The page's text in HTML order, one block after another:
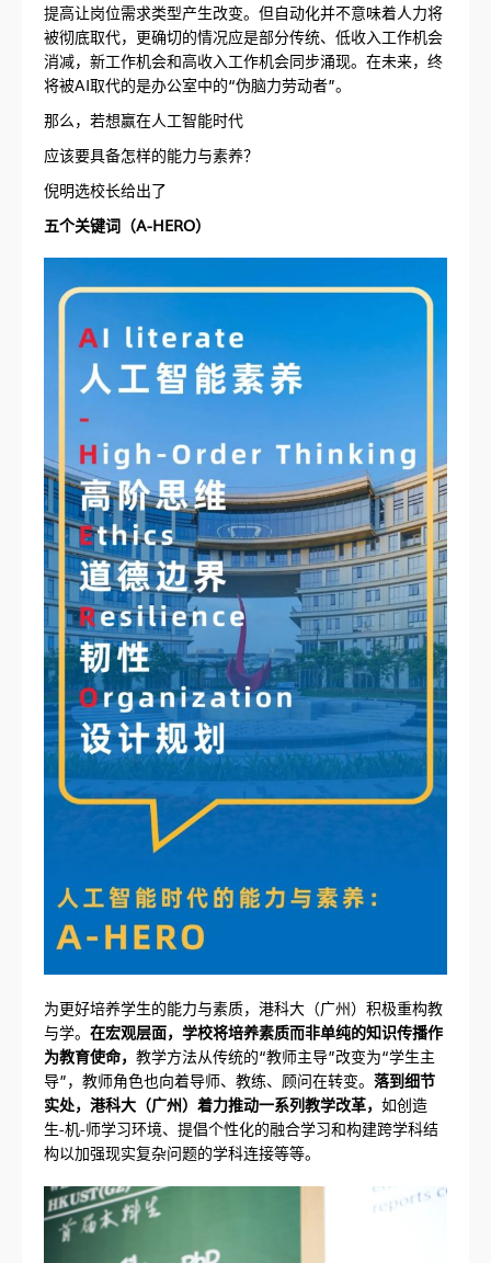
提高让岗位需求类型产生改变。但自动化并不意味着人力将
被彻底取代，更确切的情况应是部分传统、低收入工作机会
消减，新工作机会和高收入工作机会同步涌现。在未来，终
将被AI取代的是办公室中的“伪脑力劳动者”。
那么，若想赢在人工智能时代
应该要具备怎样的能力与素养？
倪明选校长给出了
五个关键词（A-HERO）
为更好培养学生的能力与素质，港科大（广州）积极重构教
与学。 在宏观层面，学校将培养素质而非单纯的知识传播作
为教育使命， 教学方法从传统的“教师主导”改变为“学生主
导”，教师角色也向着导师、教练、顾问在转变。 落到细节
实处，港科大（广州）着力推动一系列教学改革， 如创造
生-机-师学习环境、提倡个性化的融合学习和构建跨学科结
构以加强现实复杂问题的学科连接等等。